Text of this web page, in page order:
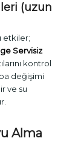
(uzun
etkiler;
Servisiz
kontrol
değişimi
ve su
Alma